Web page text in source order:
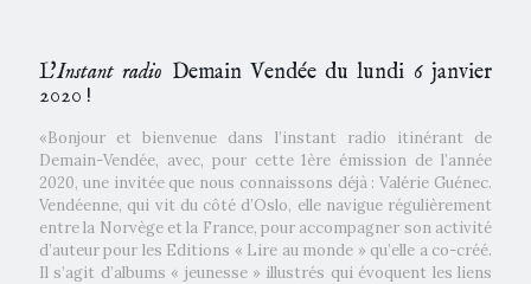
L'Instant radio Demain Vendée du lundi 6 janvier
2020 !
«Bonjour et bienvenue dans l’instant radio itinérant de
Demain-Vendée, avec, pour cette 1ère émission de l’année
2020, une invitée que nous connaissons déjà : Valérie Guénec.
Vendéenne, qui vit du côté d’Oslo, elle navigue régulièrement
entre la Norvège et la France, pour accompagner son activité
d’auteur pour les Editions « Lire au monde » qu’elle a co-créé.
Il s’agit d’albums « jeunesse » illustrés qui évoquent les liens